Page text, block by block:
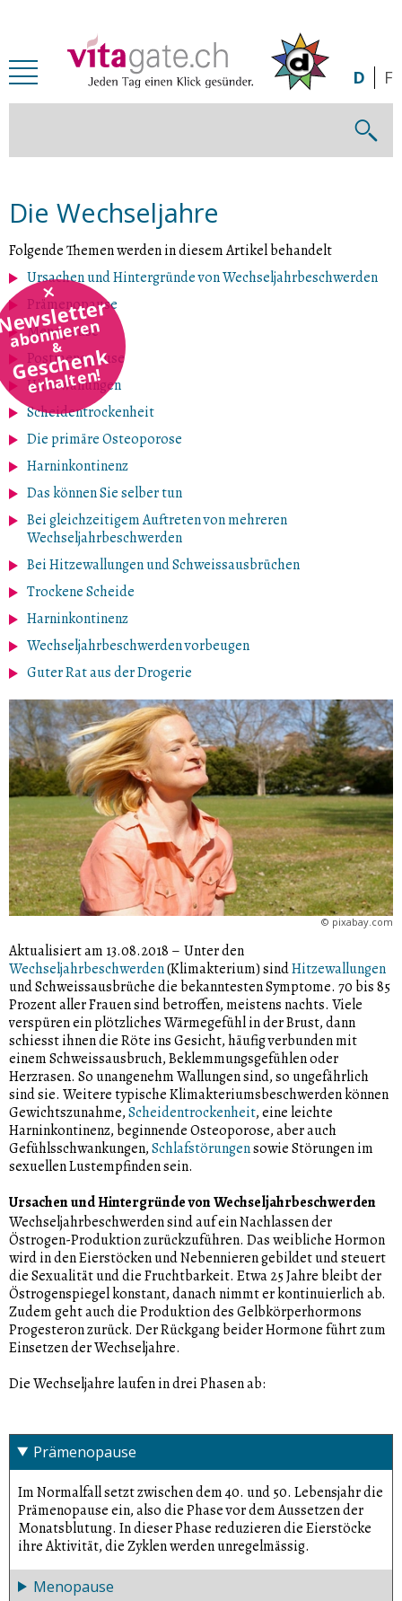
abonnieren
&
Geschenk
erhalten!
D F
Die Wechseljahre
Folgende Themen werden in diesem Artikel behandelt
Ursachen und Hintergründe von Wechseljahrbeschwerden
Prämenopause
Menopause
Postmenopause
Hitzewallungen
Scheidentrockenheit
Die primäre Osteoporose
Harninkontinenz
Das können Sie selber tun
Bei gleichzeitigem Auftreten von mehreren
Wechseljahrbeschwerden
Bei Hitzewallungen und Schweissausbrüchen
Trockene Scheide
Harninkontinenz
Wechseljahrbeschwerden vorbeugen
Guter Rat aus der Drogerie
© pixabay.com
Aktualisiert am 13.08.2018 – Unter den
Wechseljahrbeschwerden(Klimakterium) sindHitzewallungen
und Schweissausbrüche die bekanntesten Symptome. 70 bis 85
Prozent aller Frauen sind betroffen, meistens nachts. Viele
verspüren ein plötzliches Wärmegefühl in der Brust, dann
schiesst ihnen die Röte ins Gesicht, häufig verbunden mit
einem Schweissausbruch, Beklemmungsgefühlen oder
Herzrasen. So unangenehm Wallungen sind, so ungefährlich
sind sie. Weitere typische Klimakteriumsbeschwerden können
Gewichtszunahme,Scheidentrockenheit, eine leichte
Harninkontinenz, beginnende Osteoporose, aber auch
Gefühlsschwankungen,Schlafstörungensowie Störungen im
sexuellen Lustempfinden sein.
Ursachen und Hintergründe von Wechseljahrbeschwerden
Wechseljahrbeschwerden sind auf ein Nachlassen der
Östrogen-Produktion zurückzuführen. Das weibliche Hormon
wird in den Eierstöcken und Nebennieren gebildet und steuert
die Sexualität und die Fruchtbarkeit. Etwa 25 Jahre bleibt der
Östrogenspiegel konstant, danach nimmt er kontinuierlich ab.
Zudem geht auch die Produktion des Gelbkörperhormons
Progesteron zurück. Der Rückgang beider Hormone führt zum
Einsetzen der Wechseljahre.
Die Wechseljahre laufen in drei Phasen ab:
Prämenopause
Im Normalfall setzt zwischen dem 40. und 50. Lebensjahr die
Prämenopause ein, also die Phase vor dem Aussetzen der
Monatsblutung. In dieser Phase reduzieren die Eierstöcke
ihre Aktivität, die Zyklen werden unregelmässig.
Menopause